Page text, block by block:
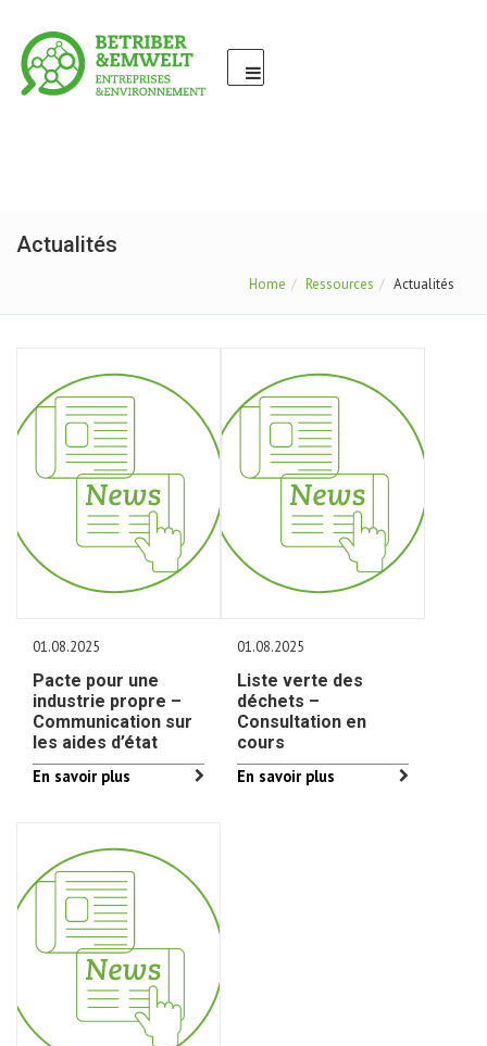
Actualités
Home Ressources Actualités
01.08.2025
Pacte pour une
industrie propre –
Communication sur
les aides d’état
En savoir plus
01.08.2025
Liste verte des
déchets –
Consultation en
cours
En savoir plus